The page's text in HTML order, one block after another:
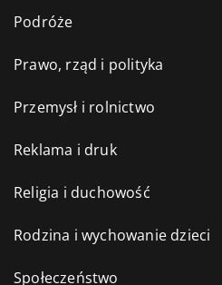
Podróże
Prawo, rząd i polityka
Przemysł i rolnictwo
Reklama i druk
Religia i duchowość
Rodzina i wychowanie dzieci
Społeczeństwo